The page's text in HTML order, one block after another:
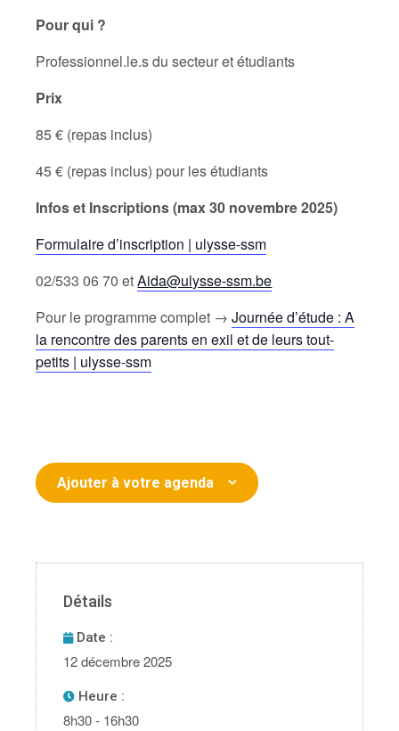
Pour qui ?
Professionnel.le.s du secteur et étudiants
Prix
85 € (repas inclus)
45 € (repas inclus) pour les étudiants
Infos et Inscriptions (max 30 novembre 2025)
Formulaire d’inscription | ulysse-ssm
02/533 06 70 etAida@ulysse-ssm.be
Pour le programme complet →Journée d’étude : A
la rencontre des parents en exil et de leurs tout-
petits | ulysse-ssm
Ajouter à votre agenda
Détails
Date :
12 décembre 2025
Heure :
8h30 - 16h30